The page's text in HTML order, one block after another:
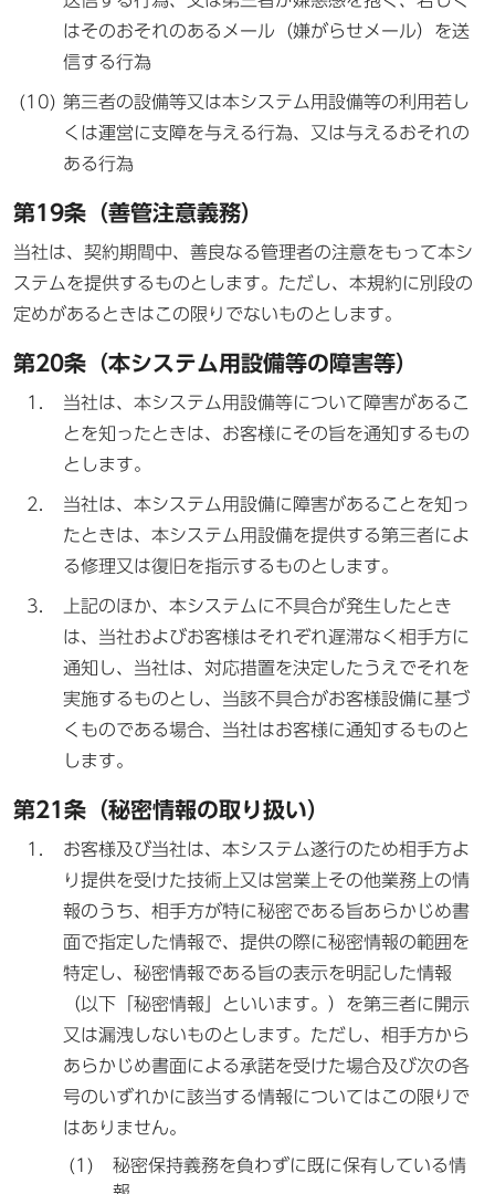
はそのおそれのあるメール（嫌がらせメール）を送
信する行為
第三者の設備等又は本システム用設備等の利用若し
くは運営に支障を与える行為、又は与えるおそれの
ある行為
第19条（善管注意義務）
当社は、契約期間中、善良なる管理者の注意をもって本シ
ステムを提供するものとします。ただし、本規約に別段の
定めがあるときはこの限りでないものとします。
第20条（本システム用設備等の障害等）
当社は、本システム用設備等について障害があるこ
とを知ったときは、お客様にその旨を通知するもの
とします。
当社は、本システム用設備に障害があることを知っ
たときは、本システム用設備を提供する第三者によ
る修理又は復旧を指示するものとします。
上記のほか、本システムに不具合が発生したとき
は、当社およびお客様はそれぞれ遅滞なく相手方に
通知し、当社は、対応措置を決定したうえでそれを
実施するものとし、当該不具合がお客様設備に基づ
くものである場合、当社はお客様に通知するものと
します。
第21条（秘密情報の取り扱い）
お客様及び当社は、本システム遂行のため相手方よ
り提供を受けた技術上又は営業上その他業務上の情
報のうち、相手方が特に秘密である旨あらかじめ書
面で指定した情報で、提供の際に秘密情報の範囲を
特定し、秘密情報である旨の表示を明記した情報
（以下「秘密情報」といいます。）を第三者に開示
又は漏洩しないものとします。ただし、相手方から
あらかじめ書面による承諾を受けた場合及び次の各
号のいずれかに該当する情報についてはこの限りで
はありません。
秘密保持義務を負わずに既に保有している情